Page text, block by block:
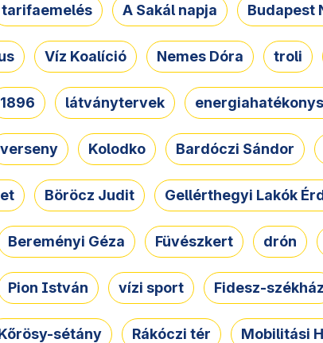
tarifaemelés A Sakál napja Budapest
Víz Koalíció Nemes Dóra troli
1896 látványtervek
verseny Kolodko Bardóczi Sándor
Böröcz Judit Gellérthegyi Lakók
Bereményi Géza Füvészkert drón
Pion István vízi sport Fidesz-székház
sétány Rákóczi tér Mobilitási